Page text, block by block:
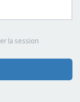
la session